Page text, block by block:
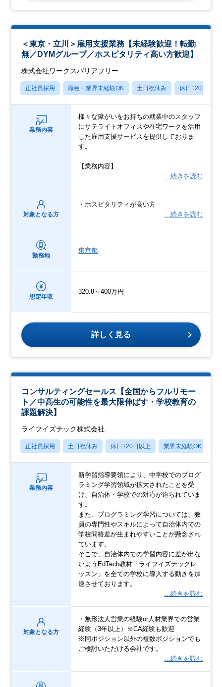
＜東京・立川＞雇用支援業務【未経験歓迎！転勤
無／DYMグループ／ホスピタリティ高い方歓迎】
株式会社ワークスバリアフリー
正社員採用 職種・業界未経験OK 土日祝休み 休日120日以上
業務内容
様々な障がいをお持ちの就業中のスタッフ
にサテライトオフィスや在宅ワークを活用
した雇用支援サービスを提供しておりま
す。
【業務内容】
…続きを読む
対象となる方
・ホスピタリティが高い方
…続きを読む
勤務地
東京都
想定年収
320.8～400万円
詳しく見る
コンサルティングセールス【全国からフルリモー
ト／中高生の可能性を最大限伸ばす・学校教育の
課題解決】
ライフイズテック株式会社
正社員採用 土日祝休み 休日120日以上 業界未経験OK
業務内容
新学習指導要領により、中学校でのプログ
ラミング学習領域が拡大されたことを受
け、自治体・学校での対応が迫られていま
す。
また、プログラミング学習については、教
員の専門性やスキルによって自治体内での
学校間格差が生まれやすいことが懸念され
ています。
そこで、自治体内での学習内容に差が出な
いようEdTech教材「ライフイズテックレ
ッスン」を全ての学校に導入する動きを加
速させております。
…続きを読む
対象となる方
・無形法人営業の経験or人材業界での営業
経験（3年以上）※CA経験も歓迎
※同ポジション以外の複数ポジションでも
ご検討いただける会社です。
…続きを読む